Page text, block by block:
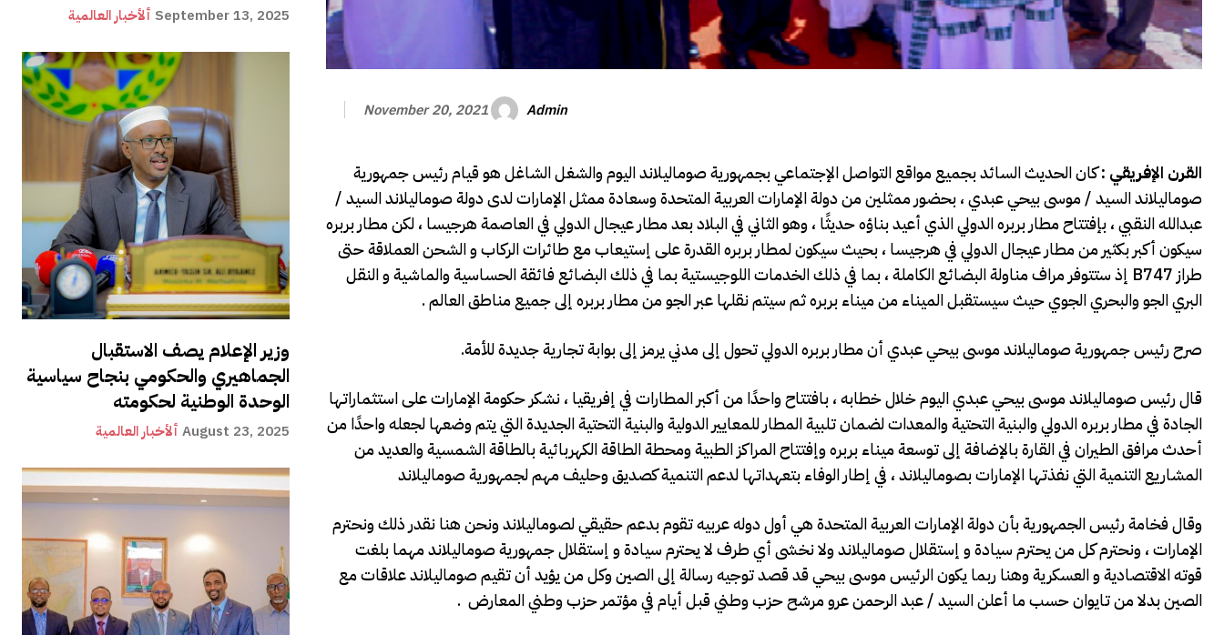
ألأخبار العالمية September 13, 2025
وزير الإعلام يصف الاستقبال
الجماهيري والحكومي بنجاح سياسية
الوحدة الوطنية لحكومته
ألأخبار العالمية August 23, 2025
November 20, 2021 Admin
القرن الإفريقي :كان الحديث السائد بجميع مواقع التواصل الإجتماعي بجمهورية صوماليلاند اليوم والشغل الشاغل هو قيام رئيس جمهورية
صوماليلاند السيد / موسى بيحي عبدي ، بحضور ممثلين من دولة الإمارات العربية المتحدة وسعادة ممثل الإمارات لدى دولة صوماليلاند السيد /
عبدالله النقبي ، بإفتتاح مطار بربره الدولي الذي أعيد بناؤه حديثًا ، وهو الثاني في البلاد بعد مطار عيجال الدولي في العاصمة هرجيسا ، لكن مطار بربره
سيكون أكبر بكثير من مطار عيجال الدولي في هرجيسا ، بحيث سيكون لمطار بربره القدرة على إستيعاب مع طائرات الركاب و الشحن العملاقة حتى
طراز B747 إذ ستتوفر مراف مناولة البضائع الكاملة ، بما في ذلك الخدمات اللوجيستية بما في ذلك البضائع فائقة الحساسية والماشية و النقل
البري الجو والبحري الجوي حيث سيستقبل الميناء من ميناء بربره ثم سيتم نقلها عبر الجو من مطار بربره إلى جميع مناطق العالم .
صرح رئيس جمهورية صوماليلاند موسى بيحي عبدي أن مطار بربره الدولي تحول إلى مدني يرمز إلى بوابة تجارية جديدة للأمة.
قال رئيس صوماليلاند موسى بيحي عبدي اليوم خلال خطابه ، بافتتاح واحدًا من أكبر المطارات في إفريقيا ، نشكر حكومة الإمارات على استثماراتها
الجادة في مطار بربره الدولي والبنية التحتية والمعدات لضمان تلبية المطار للمعايير الدولية والبنية التحتية الجديدة التي يتم وضعها لجعله واحدًا من
أحدث مرافق الطيران في القارة بالإضافة إلى توسعة ميناء بربره وإفتتاح المراكز الطبية ومحطة الطاقة الكهربائية بالطاقة الشمسية والعديد من
المشاريع التنمية التي نفذتها الإمارات بصوماليلاند ، في إطار الوفاء بتعهداتها لدعم التنمية كصديق وحليف مهم لجمهورية صوماليلاند
وقال فخامة رئيس الجمهورية بأن دولة الإمارات العربية المتحدة هي أول دوله عربيه تقوم بدعم حقيقي لصوماليلاند ونحن هنا نقدر ذلك ونحترم
الإمارات ، ونحترم كل من يحترم سيادة و إستقلال صوماليلاند ولا نخشى أي طرف لا يحترم سيادة و إستقلال جمهورية صوماليلاند مهما بلغت
قوته الاقتصادية و العسكرية وهنا ربما يكون الرئيس موسى بيحي قد قصد توجيه رسالة إلى الصين وكل من يؤيد أن تقيم صوماليلاند علاقات مع
الصين بدلا من تايوان حسب ما أعلن السيد / عبد الرحمن عرو مرشح حزب وطني قبل أيام في مؤتمر حزب وطني المعارض .